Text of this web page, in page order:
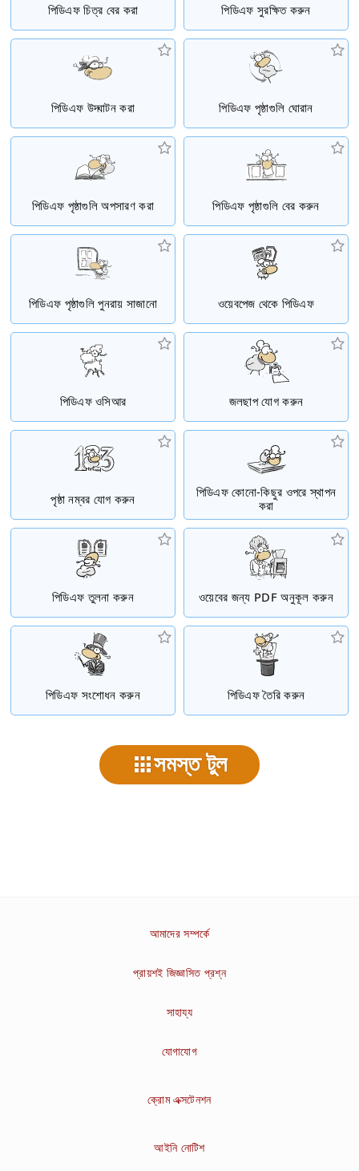
পিডিএফ চিত্র বের করা পিডিএফ সুরক্ষিত করুন
পিডিএফ উদ্ঘাটন করা পিডিএফ পৃষ্ঠাগুলি ঘোরান
পিডিএফ পৃষ্ঠাগুলি অপসারণ করা পিডিএফ পৃষ্ঠাগুলি বের করুন
পিডিএফ পৃষ্ঠাগুলি পুনরায় সাজানো ওয়েবপেজ থেকে পিডিএফ
পিডিএফ ওসিআর জলছাপ যোগ করুন
পৃষ্ঠা নম্বর যোগ করুন
পিডিএফ কোনো-কিছুর ওপরে স্থাপন
করা
পিডিএফ তুলনা করুন ওয়েবের জন্য PDF অনুকূল করুন
পিডিএফ সংশোধন করুন পিডিএফ তৈরি করুন
সমস্ত টুল
আমাদের সম্পর্কে
প্রায়শই জিজ্ঞাসিত প্রশ্ন
সাহায্য
যোগাযোগ
ক্রোম এক্সটেনশন
আইনি নোটিশ